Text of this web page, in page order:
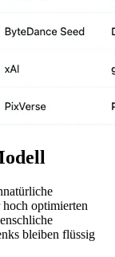
optimierten
bleiben flüssig